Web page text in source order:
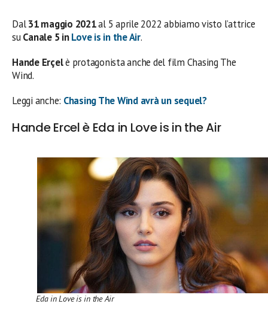
Dal31 maggio 2021al 5 aprile 2022 abbiamo visto l’attrice
suCanale 5 inLove is in the Air.
Hande Erçelè protagonista anche del film Chasing The
Wind.
Leggi anche: Chasing The Wind avrà un sequel?
Hande Ercel è Eda in Love is in the Air
Eda in Love is in the Air